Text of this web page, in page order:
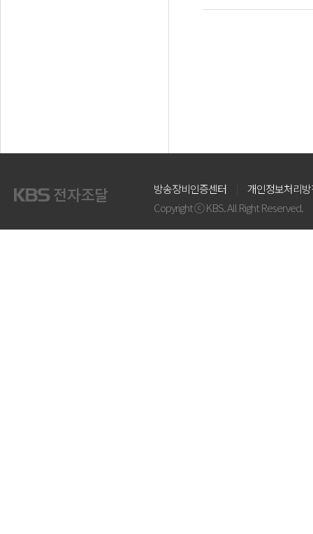
방송장비인증센터
개인정보처리
Copyright ⓒ KBS. All Right Reserved.